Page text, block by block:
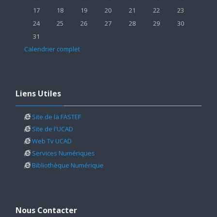
Aucun événement, lundi 17 août
17 Aucun événement, mardi 18 août
18 Aucun événement, mercredi 19 août
19 Aucun événement, jeudi 20 août
20 Aucun événement, vendredi
21 Aucun événement,
22 Aucun
23
Aucun événement, lundi 24 août
24 Aucun événement, mardi 25 août
25 Aucun événement, mercredi 26 août
26 Aucun événement, jeudi 27 août
27 Aucun événement, vendredi
28 Aucun événement,
29 Aucun
30
Aucun événement, lundi 31 août
31
Calendrier complet
Liens Utiles
Site de la FASTEF
Site de l'UCAD
Web Tv UCAD
Services Numériques
Bibliothèque Numérique
Nous Contacter